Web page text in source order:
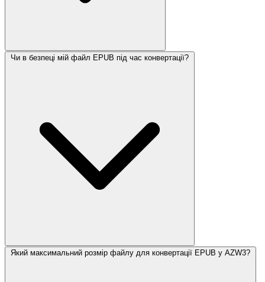
Чи в безпеці мій файл EPUB під час конвертації?
Який максимальний розмір файлу для конвертації EPUB у AZW3?